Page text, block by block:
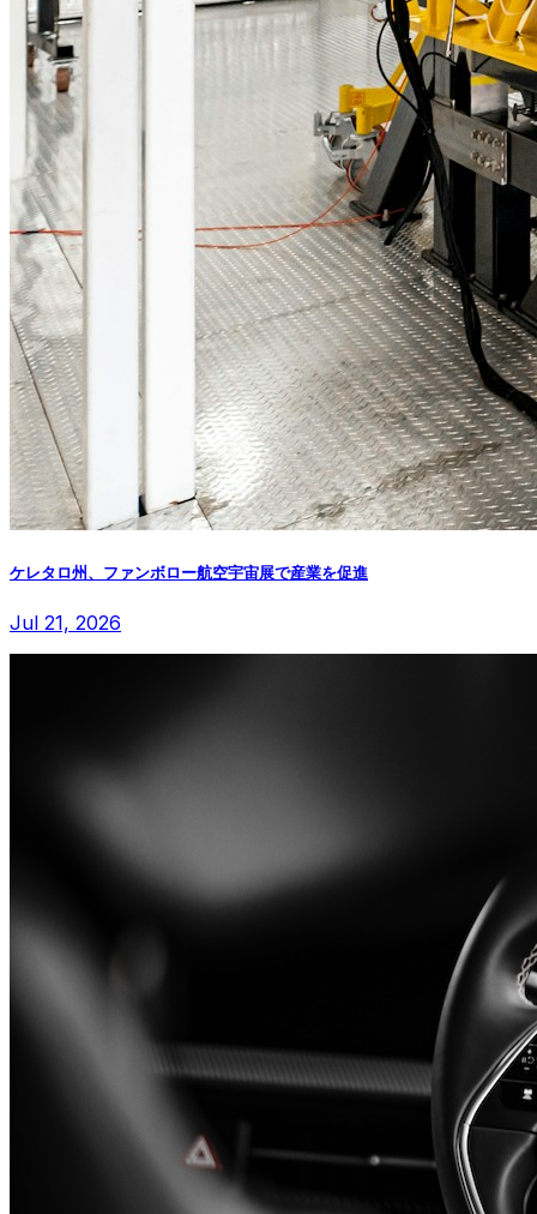
ケレタロ州、ファンボロー航空宇宙展で産業を促進
Jul 21, 2026